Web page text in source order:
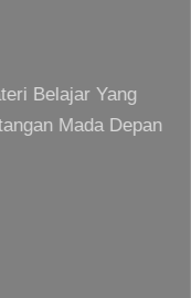
Belajar Yang
Mada Depan